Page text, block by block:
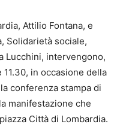
Attilio Fontana, e
Solidarietà sociale,
Lucchini, intervengono,
in occasione della
conferenza stampa di
manifestazione che
Città di Lombardia.